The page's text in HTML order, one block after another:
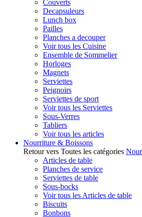
Couverts
Decapsuleurs
Lunch box
Pailles
Planches a decouper
Voir tous les Cuisine
Ensemble de Sommelier
Horloges
Magnets
Serviettes
Peignoirs
Serviettes de sport
Voir tous les Serviettes
Sous-Verres
Tabliers
Voir tous les articles
Nourriture & Boissons
Retour vers Toutes les catégories
Articles de table
Planches de service
Serviettes de table
Sous-bocks
Voir tous les Articles de table
Biscuits
Bonbons